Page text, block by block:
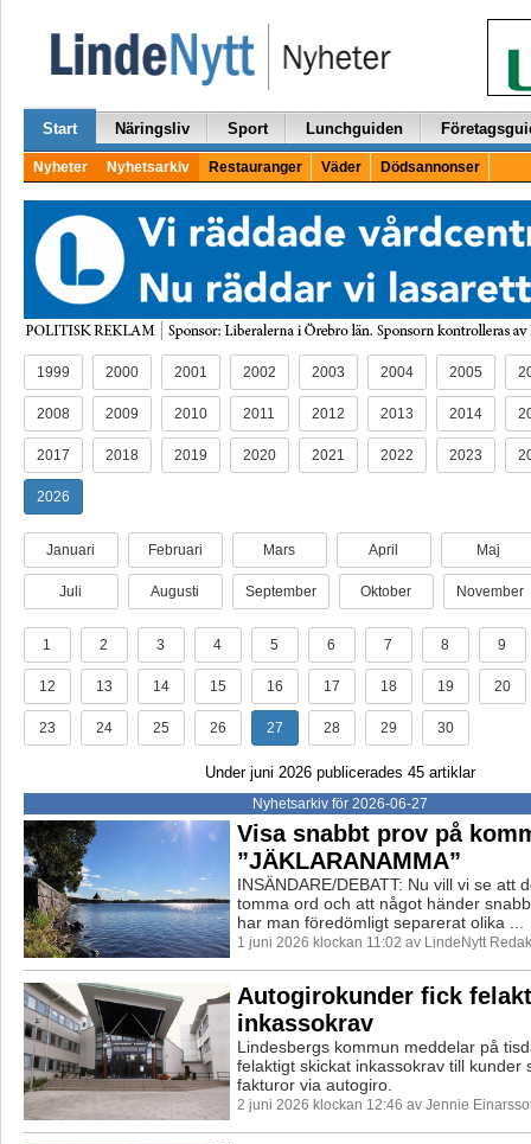
Start Näringsliv Sport Lunchguiden
Nyheter Nyhetsarkiv Restauranger Väder Dödsannonser
1999 2000 2001 2002 2003 2004 2005
2008 2009 2010 2011 2012 2013 2014
2017 2018 2019 2020 2021 2022 2023
2026
Januari Februari Mars April Maj
Juli Augusti September Oktober November
1 2 3 4 5 6 7 8 9
12 13 14 15 16 17 18 19 20
23 24 25 26 27 28 29 30
Under juni 2026 publicerades 45 artiklar
Nyhetsarkiv för 2026-06-27
Visa snabbt prov på
”JÄKLARANAMMA”
INSÄNDARE/DEBATT: Nu vill vi se att
tomma ord och att något händer
har man föredömligt separerat olika ...
1 juni 2026 klockan 11:02 av LindeNytt
Autogirokunder fick
inkassokrav
Lindesbergs kommun meddelar på
felaktigt skickat inkassokrav till kunder
fakturor via autogiro.
2 juni 2026 klockan 12:46 av Jennie